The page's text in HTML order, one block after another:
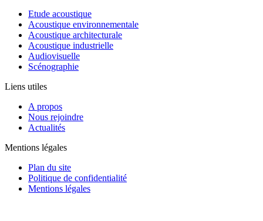
Etude acoustique
Acoustique environnementale
Acoustique architecturale
Acoustique industrielle
Audiovisuelle
Scénographie
Liens utiles
A propos
Nous rejoindre
Actualités
Mentions légales
Plan du site
Politique de confidentialité
Mentions légales